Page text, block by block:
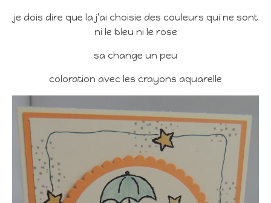
je dois dire que la j’ai choisie des couleurs qui ne sont
ni le bleu ni le rose
sa change un peu
coloration avec les crayons aquarelle